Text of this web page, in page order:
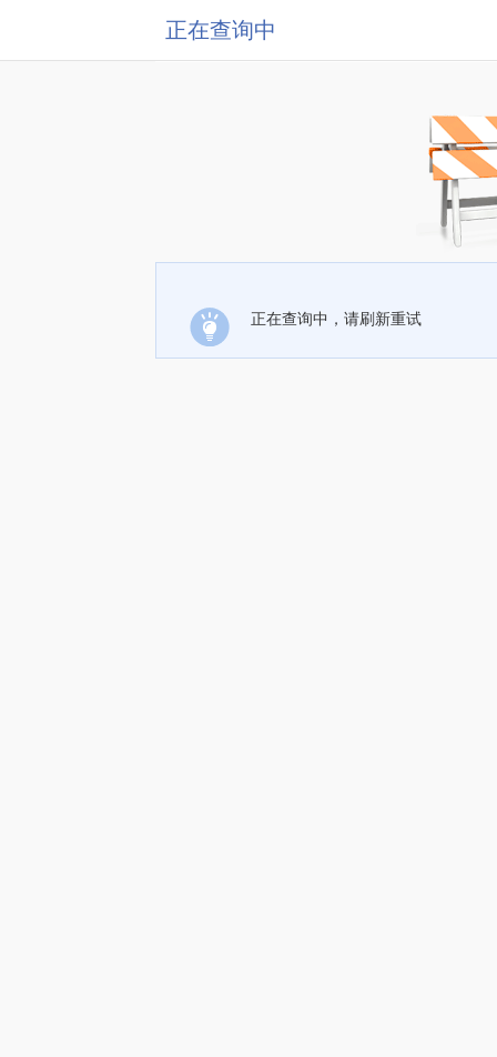
正在查询中
正在查询中，请刷新重试